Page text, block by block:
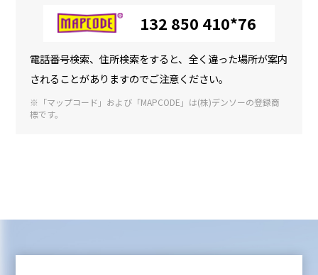
132 850 410*76
電話番号検索、住所検索をすると、全く違った場所が案内
されることがありますのでご注意ください。
※「マップコード」および「MAPCODE」は(株)デンソーの登録商
標です。